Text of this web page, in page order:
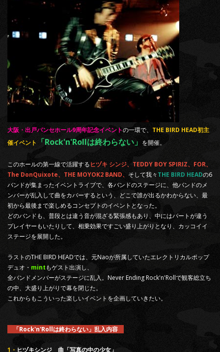
大阪・出戸パンセホール9周年記念イベントの一環で、 THE BIRD HEAD初主
催イベント
「Rock'n'Rollは終わらない」 を開催。
このホールの第一線で活躍するヒヅキ シンジ、TEDDY BOY SPIRIZ、FOR、
The DonQuixote、THE MOYOK2 BAND、 そして我々THE BIRD HEADの6
バンドが集まったイベントライブで、各バンドのステージに、他バンドのメ
ンバーが乱入して曲をカバーするという、どこで誰が出るかわからない、最
初から最後まで楽しめるコンセプトのイベントとなった。
どのバンドも、普段とは違う音が混ざる緊張感もあり、中にはパートが違う
プレイヤーもいたりして、相乗効果ですごい盛り上がりとなり、カッコイイ
ステージを展開した。
ラストのTHE BIRD HEADでは、元Naoが所属していたエレクトリカルポップ
デュオ・ mintもゲスト出演し、
全バンドメンバーがステージに乱入。Never Ending Rock'n'Rollで観客総立ち
の中、大盛り上がりで幕を閉じた。
これからもこういった楽しいイベントを企画していきたい。
「Rock'n'Rollは終わらない」乱入内容
1・ ヒヅキシンジ 曲「写真の中の少女」